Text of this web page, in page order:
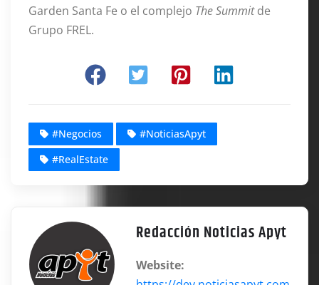
Garden Santa Fe o el complejo The Summitde
Grupo FREL.
#Negocios
#NoticiasApyt
#RealEstate
Redacción Noticias Apyt
Website: